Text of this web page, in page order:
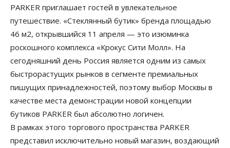
PARKER приглашает гостей в увлекательное
путешествие. «Стеклянный бутик» бренда площадью
46 м2, открывшийся 11 апреля — это изюминка
роскошного комплекса «Крокус Сити Молл». На
сегодняшний день Россия является одним из самых
быстрорастущих рынков в сегменте премиальных
пишущих принадлежностей, поэтому выбор Москвы в
качестве места демонстрации новой концепции
бутиков PARKER был абсолютно логичен.
В рамках этого торгового пространства PARKER
представил исключительно новый магазин, воздающий